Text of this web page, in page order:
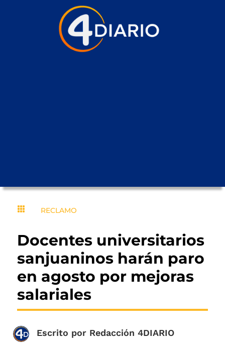
 RECLAMO
Docentes universitarios
sanjuaninos harán paro
en agosto por mejoras
salariales
Escrito por Redacción 4DIARIO